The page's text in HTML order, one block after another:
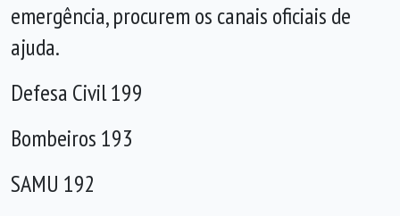
emergência, procurem os canais oficiais de
ajuda.
Defesa Civil 199
Bombeiros 193
SAMU 192